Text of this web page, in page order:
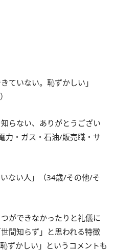
ていない。恥ずかしい」
らない、ありがとうござい
力・ガス・石油/販売職・サ
ない人」（34歳/その他/そ
ができなかったりと礼儀に
間知らず」と思われる特徴
ずかしい」というコメントも